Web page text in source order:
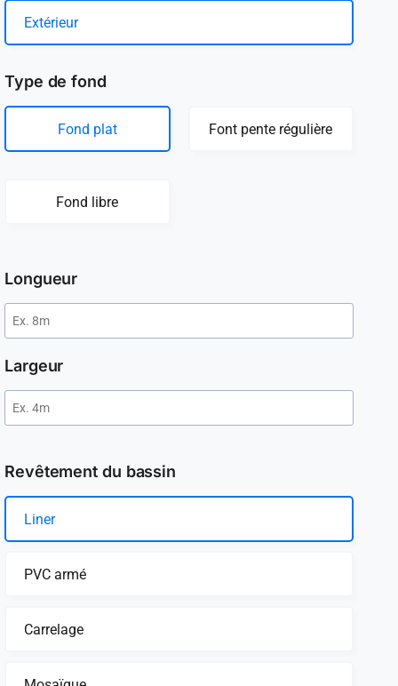
Extérieur
Type de fond
Fond plat Font pente régulière
Fond libre
Longueur
Largeur
Revêtement du bassin
Liner
PVC armé
Carrelage